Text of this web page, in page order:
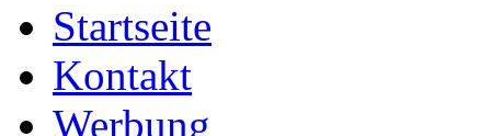
Startseite
Kontakt
Werbung